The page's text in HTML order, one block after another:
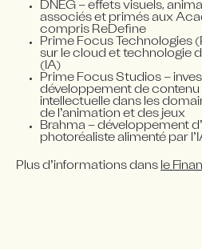
DNEG – effets visuels,
associés et primés aux
compris ReDefine
Prime Focus Technologies
sur le cloud et technologie
(IA)
Prime Focus Studios –
développement de
intellectuelle dans les
de l’animation et des jeux
Brahma – développement
photoréaliste alimenté par
Plus d’informations dans le